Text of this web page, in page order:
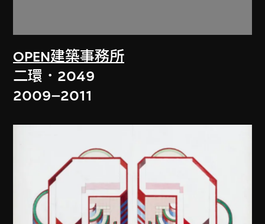
OPEN建築事務所
二環．2049
2009–2011